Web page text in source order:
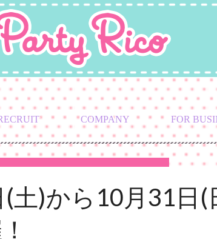
COMPANY FOR
(土)から10月31日